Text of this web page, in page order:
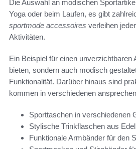
Die Auswahl an modischen
Yoga oder beim Laufen, es gibt
sportmode accessoires verleihen
Aktivitäten.
Ein Beispiel für einen
bieten, sondern auch modisch
Funktionalität. Darüber hinaus sind
kommen in verschiedenen
Sporttaschen in verschiedenen
Stylische Trinkflaschen aus
Funktionale Armbänder für den